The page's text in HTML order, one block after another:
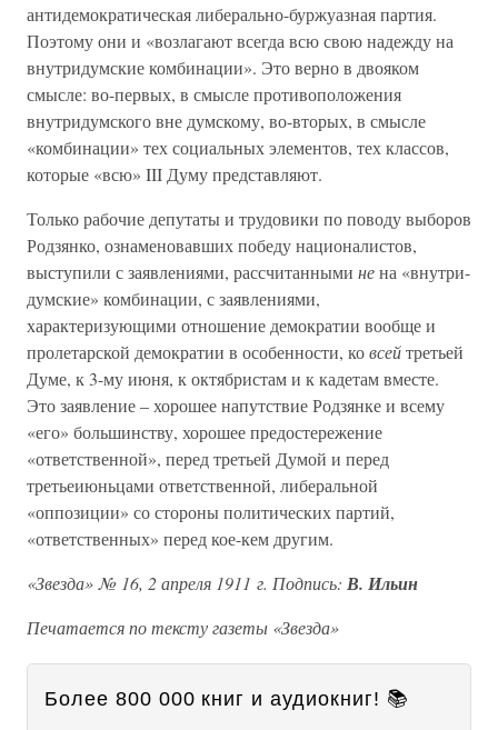
антидемократическая либерально-буржуазная партия.
Поэтому они и «возлагают всегда всю свою надежду на
внутридумские комбинации». Это верно в двояком
смысле: во-первых, в смысле противоположения
внутридумского вне думскому, во-вторых, в смысле
«комбинации» тех социальных элементов, тех классов,
которые «всю» III Думу представляют.
Только рабочие депутаты и трудовики по поводу выборов
Родзянко, ознаменовавших победу националистов,
выступили с заявлениями, рассчитанными нена «внутри-
думские» комбинации, с заявлениями,
характеризующими отношение демократии вообще и
пролетарской демократии в особенности, ковсейтретьей
Думе, к 3-му июня, к октябристам и к кадетам вместе.
Это заявление – хорошее напутствие Родзянке и всему
«его» большинству, хорошее предостережение
«ответственной», перед третьей Думой и перед
третьеиюньцами ответственной, либеральной
«оппозиции» со стороны политических партий,
«ответственных» перед кое-кем другим.
«Звезда» № 16, 2 апреля 1911 г. Подпись: В. Ильин
Печатается по тексту газеты «Звезда»
Более 800 000 книг и аудиокниг! 📚